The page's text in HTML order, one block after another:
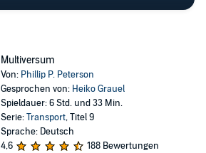
Multiversum
Von: Phillip P. Peterson
Gesprochen von: Heiko Grauel
Spieldauer: 6 Std. und 33 Min.
Serie:Transport, Titel 9
Sprache: Deutsch
4,6
188 Bewertungen